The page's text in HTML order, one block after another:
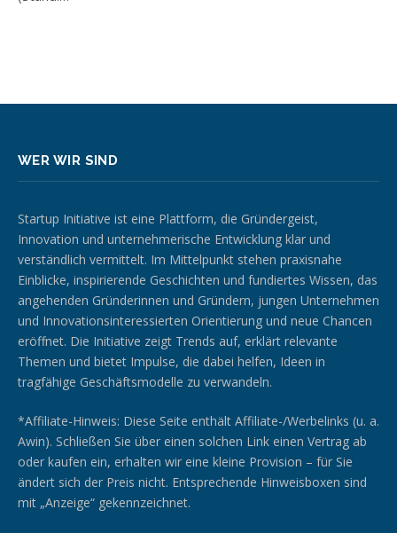
WER WIR SIND
Startup Initiative ist eine Plattform, die Gründergeist,
Innovation und unternehmerische Entwicklung klar und
verständlich vermittelt. Im Mittelpunkt stehen praxisnahe
Einblicke, inspirierende Geschichten und fundiertes Wissen, das
angehenden Gründerinnen und Gründern, jungen Unternehmen
und Innovationsinteressierten Orientierung und neue Chancen
eröffnet. Die Initiative zeigt Trends auf, erklärt relevante
Themen und bietet Impulse, die dabei helfen, Ideen in
tragfähige Geschäftsmodelle zu verwandeln.
*Affiliate-Hinweis: Diese Seite enthält Affiliate-/Werbelinks (u. a.
Awin). Schließen Sie über einen solchen Link einen Vertrag ab
oder kaufen ein, erhalten wir eine kleine Provision – für Sie
ändert sich der Preis nicht. Entsprechende Hinweisboxen sind
mit „Anzeige“ gekennzeichnet.